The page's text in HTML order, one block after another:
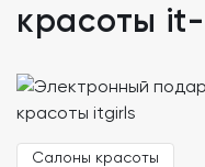
красоты
Салоны красоты